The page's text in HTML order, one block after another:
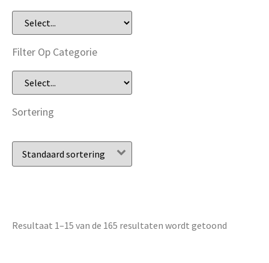
Filter Op Categorie
Sortering
Resultaat 1–15 van de 165 resultaten wordt getoond